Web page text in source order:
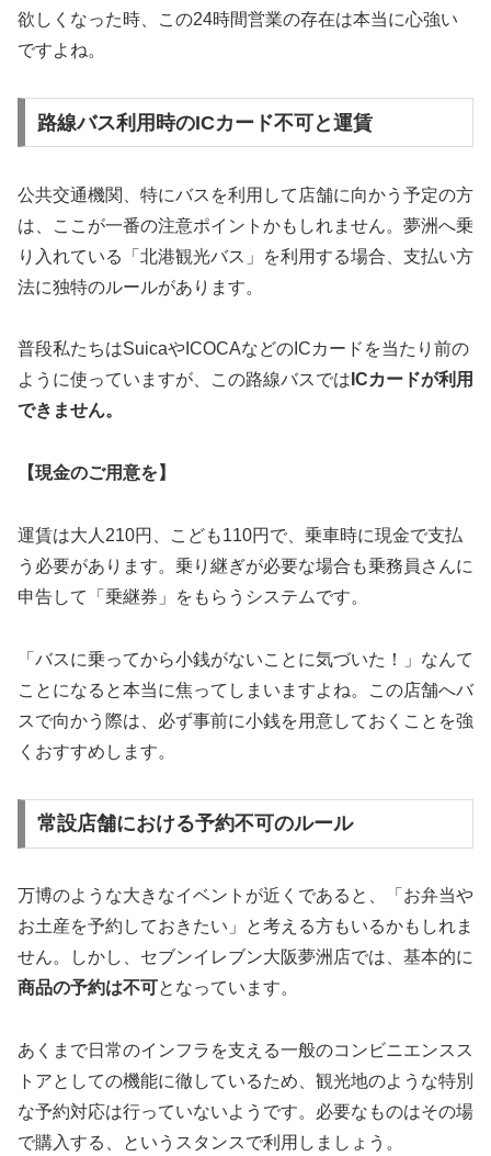
欲しくなった時、この24時間営業の存在は本当に心強い
ですよね。
路線バス利用時のICカード不可と運賃
公共交通機関、特にバスを利用して店舗に向かう予定の方
は、ここが一番の注意ポイントかもしれません。夢洲へ乗
り入れている「北港観光バス」を利用する場合、支払い方
法に独特のルールがあります。
普段私たちはSuicaやICOCAなどのICカードを当たり前の
ように使っていますが、この路線バスでは ICカードが利用
できません。
【現金のご用意を】
運賃は大人210円、こども110円で、乗車時に現金で支払
う必要があります。乗り継ぎが必要な場合も乗務員さんに
申告して「乗継券」をもらうシステムです。
「バスに乗ってから小銭がないことに気づいた！」なんて
ことになると本当に焦ってしまいますよね。この店舗へバ
スで向かう際は、必ず事前に小銭を用意しておくことを強
くおすすめします。
常設店舗における予約不可のルール
万博のような大きなイベントが近くであると、「お弁当や
お土産を予約しておきたい」と考える方もいるかもしれま
せん。しかし、セブンイレブン大阪夢洲店では、基本的に
商品の予約は不可となっています。
あくまで日常のインフラを支える一般のコンビニエンスス
トアとしての機能に徹しているため、観光地のような特別
な予約対応は行っていないようです。必要なものはその場
で購入する、というスタンスで利用しましょう。